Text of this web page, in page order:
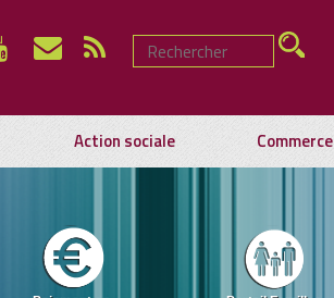
Action sociale Commerce